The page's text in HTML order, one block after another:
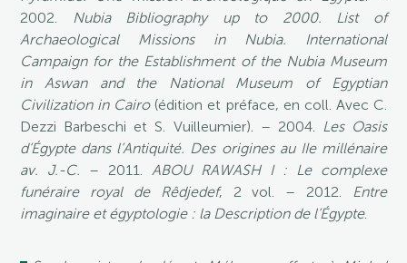
2002. Nubia Bibliography up to 2000. List of
Archaeological Missions in Nubia. International
Campaign for the Establishment of the Nubia Museum
in Aswan and the National Museum of Egyptian
Civilization in Cairo(édition et préface, en coll. Avec C.
Dezzi Barbeschi et S. Vuilleumier). – 2004. Les Oasis
d’Égypte dans l’Antiquité. Des origines au IIe millénaire
av. J.-C. – 2011. ABOU RAWASH I : Le complexe
funéraire royal de Rêdjedef, 2 vol. – 2012. Entre
imaginaire et égyptologie : la Description de l’Égypte.